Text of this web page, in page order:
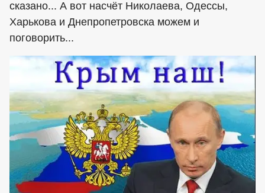
сказано... А вот насчёт Николаева, Одессы,
Харькова и Днепропетровска можем и
поговорить...